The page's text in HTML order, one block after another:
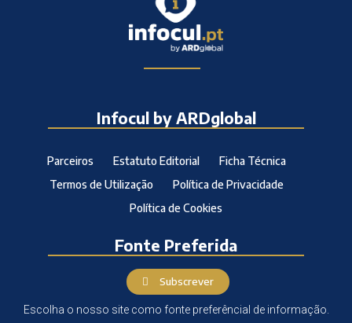
Infocul by ARDglobal
Parceiros Estatuto Editorial
Ficha Técnica
Termos de Utilização
Política de Privacidade
Política de Cookies
Fonte Preferida
Subscrever
Escolha o nosso site como fonte preferêncial de informação.